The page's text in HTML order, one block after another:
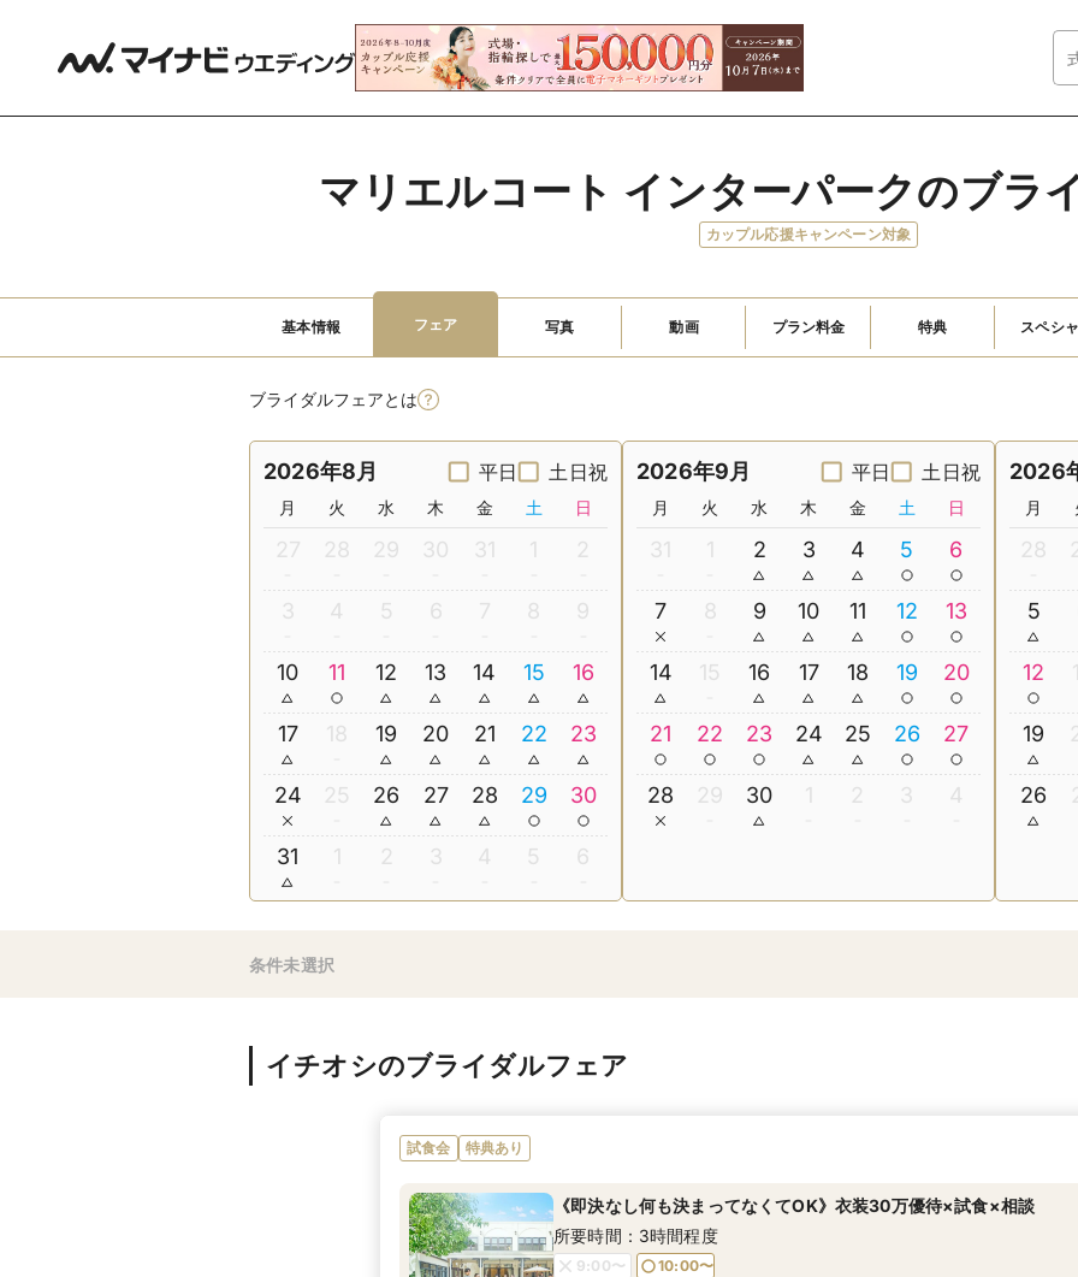
マリエルコート インターパークのブラ
カップル応援キャンペーン対象
基本情報 フェア 写真 動画 プラン料金 特典 スペシ
ブライダルフェアとは
2026年8月 平日 土日祝
月 火 水 木 金 土 日
27 28 29 30 31 1 2
3 4 5 6 7 8 9
10 11 12 13 14 15 16
17 18 19 20 21 22 23
24 25 26 27 28 29 30
31 1 2 3 4 5 6
2026年9月 平日 土日祝
月 火 水 木 金 土 日
31 1 2 3 4 5 6
7 8 9 10 11 12 13
14 15 16 17 18 19 20
21 22 23 24 25 26 27
28 29 30 1 2 3 4
2026
月
28
5
12
19
26
条件未選択
イチオシのブライダルフェア
試食会 特典あり
《即決なし何も決まってなくてOK》衣装30万優待×試食×相談
所要時間：3時間程度
9:00〜
10:00〜